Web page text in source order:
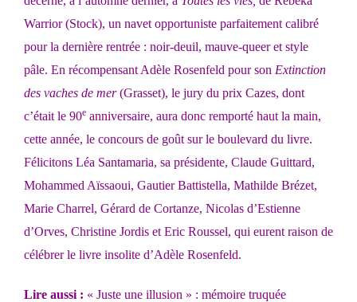
Warrior (Stock), un navet opportuniste parfaitement calibré
pour la dernière rentrée : noir-deuil, mauve-queer et style
pâle. En récompensant Adèle Rosenfeld pour son Extinction
des vaches de mer(Grasset), le jury du prix Cazes, dont
c’était le 90e anniversaire, aura donc remporté haut la main,
cette année, le concours de goût sur le boulevard du livre.
Félicitons Léa Santamaria, sa présidente, Claude Guittard,
Mohammed Aïssaoui, Gautier Battistella, Mathilde Brézet,
Marie Charrel, Gérard de Cortanze, Nicolas d’Estienne
d’Orves, Christine Jordis et Eric Roussel, qui eurent raison de
célébrer le livre insolite d’Adèle Rosenfeld.
Lire aussi : « Juste une illusion » : mémoire truquée